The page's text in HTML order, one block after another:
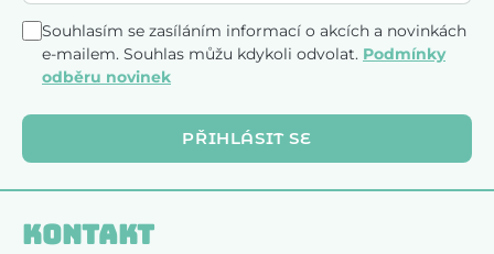
Souhlasím se zasíláním informací o akcích a novinkách
e-mailem. Souhlas můžu kdykoli odvolat. Podmínky
odběru novinek
PŘIHLÁSIT SE
Kontakt